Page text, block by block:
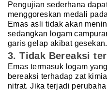
Pengujian sederhana
menggoreskan medali
Emas asli tidak akan
sedangkan logam
garis gelap akibat gesekan.
3. Tidak Bereaksi
Emas termasuk logam
bereaksi terhadap zat
nitrat. Jika terjadi